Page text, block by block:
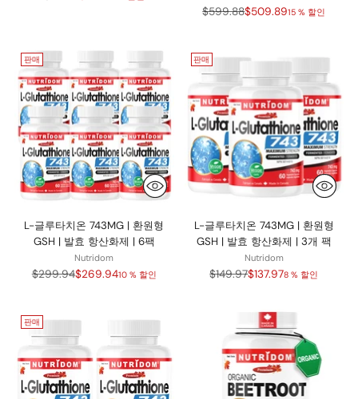
정
$599.88$509.8915 % 할인
판매
L-글루타치온 743MG | 환원형
GSH | 발효 항산화제 | 6팩
Nutridom
정
$299.94$269.9410 % 할인
판매
L-글루타치온 743MG | 환원형
GSH | 발효 항산화제 | 3개 팩
Nutridom
정
$149.97$137.978 % 할인
판매